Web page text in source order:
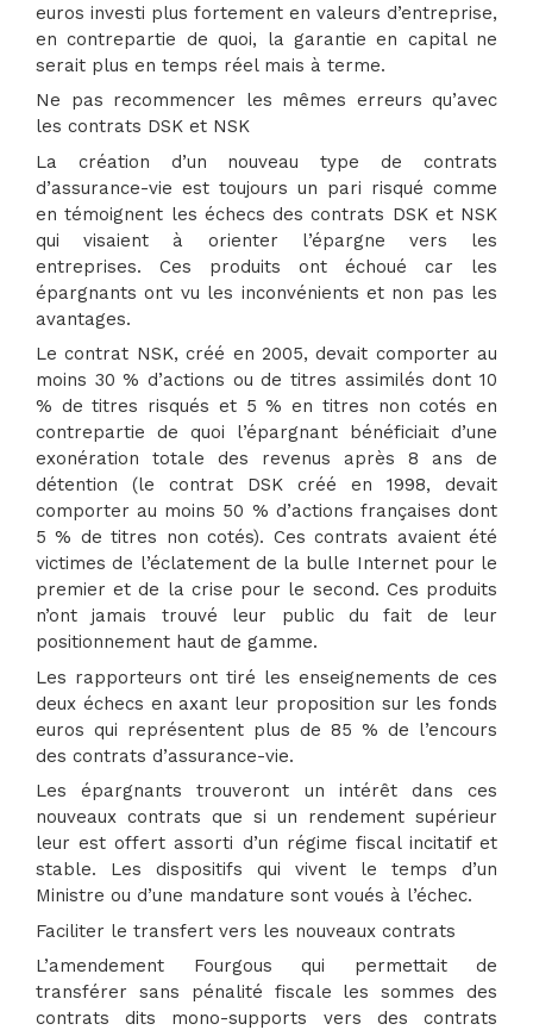
euros investi plus fortement en valeurs d’entreprise,
en contrepartie de quoi, la garantie en capital ne
serait plus en temps réel mais à terme.
Ne pas recommencer les mêmes erreurs qu’avec
les contrats DSK et NSK
La création d’un nouveau type de contrats
d’assurance-vie est toujours un pari risqué comme
en témoignent les échecs des contrats DSK et NSK
qui visaient à orienter l’épargne vers les
entreprises. Ces produits ont échoué car les
épargnants ont vu les inconvénients et non pas les
avantages.
Le contrat NSK, créé en 2005, devait comporter au
moins 30 % d’actions ou de titres assimilés dont 10
% de titres risqués et 5 % en titres non cotés en
contrepartie de quoi l’épargnant bénéficiait d’une
exonération totale des revenus après 8 ans de
détention (le contrat DSK créé en 1998, devait
comporter au moins 50 % d’actions françaises dont
5 % de titres non cotés). Ces contrats avaient été
victimes de l’éclatement de la bulle Internet pour le
premier et de la crise pour le second. Ces produits
n’ont jamais trouvé leur public du fait de leur
positionnement haut de gamme.
Les rapporteurs ont tiré les enseignements de ces
deux échecs en axant leur proposition sur les fonds
euros qui représentent plus de 85 % de l’encours
des contrats d’assurance-vie.
Les épargnants trouveront un intérêt dans ces
nouveaux contrats que si un rendement supérieur
leur est offert assorti d’un régime fiscal incitatif et
stable. Les dispositifs qui vivent le temps d’un
Ministre ou d’une mandature sont voués à l’échec.
Faciliter le transfert vers les nouveaux contrats
L’amendement Fourgous qui permettait de
transférer sans pénalité fiscale les sommes des
contrats dits mono-supports vers des contrats